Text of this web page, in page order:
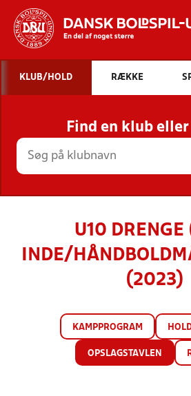
STILLINGER,
HOLD
KLUB/HOLD RÆKKE
Find en klub
U10 DRENGE
INDE/
(2023)
KAMPPROGRAM
OPSLAGSTAVLEN